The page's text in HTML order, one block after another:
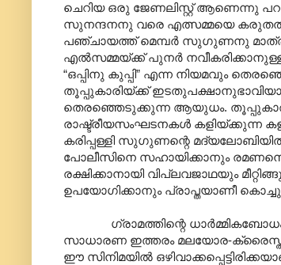
ചെറിയ ഒരു ജേണലിസ്റ്റ് ആണെന്നു
സുനന്ദനനു വരെ എത്സമ്മയെ കരുതൽ
പഞ്ചായത്ത് മെമ്പർ സുഗുണനു
എൽസമ്മയ്ക്ക് പുനർ
“ഒപ്പിനു കുപ്പി” എന്ന നിയമവും
തൂപ്പുകാരിയ്ക്ക്
തെരഞ്ഞെടുക്കുന്ന ആയുധം.
രാഷ്ട്രീയസംഘടനകൾ കളിയ്ക്കുന്ന
കരിപ്പള്ളി സുഗുണന്റെ
പോലീസിനെ സഹായിക്കാനും
രക്ഷിക്കാനായി വിപ്ലവജാഥയും
ഉപയോഗിക്കാനും പ്രാപ്തയാണീ
ഗ്രാമത്തിന്റെ ധാർമ്മികബോധം
സാധാരണ ഇത്തരം മലയോര-
ഈ സിനിമയിൽ